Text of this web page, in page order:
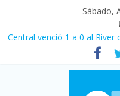
Sábado,
Central venció 1 a 0 al
La morosidad alcanzó su
afecta a 400 mil deudores en
Desde que asumió Milei
denuncia crisis como en